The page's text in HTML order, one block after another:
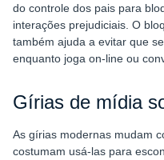
do controle dos pais para
interações prejudiciais. O
também ajuda a evitar que
enquanto joga on-line ou
Gírias de mídia
As gírias modernas mudam
costumam usá-las para